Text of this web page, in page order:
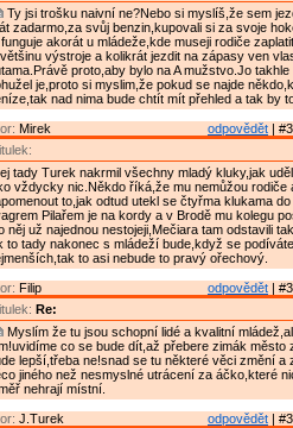
Ty jsi trošku naivní ne?Nebo si myslíš,že sem
zadarmo,za svůj benzin,kupovali si za svoje
akorát u mládeže,kde museji rodiče
výstroje a kolikrát jezdit na zápasy ven
proto,aby bylo na A mužstvo.Jo
je,proto si myslim,že pokud se najde
nad nima bude chtít mít přehled a tak by
odpovědět |
Mirek
tady Turek nakrmil všechny mladý kluky,jak
vždycky nic.Někdo říká,že mu nemůžou rodiče
to,jak odtud utekl se čtyřma klukama
Pilařem je na kordy a v Brodě mu kolegu
něj už najednou nestojeji,Mečiara tam odstavili
to tady nakonec s mládeží bude,když se
to asi nebude to pravý ořechový.
odpovědět |
Filip
Re:
Myslím že tu jsou schopní lidé a kvalitní
co se bude dít,až přebere zimák město
lepší,třeba ne!snad se tu některé věci změní a
jiného než nesmyslné utrácení za áčko,které
nehrají místní.
odpovědět |
J.Turek